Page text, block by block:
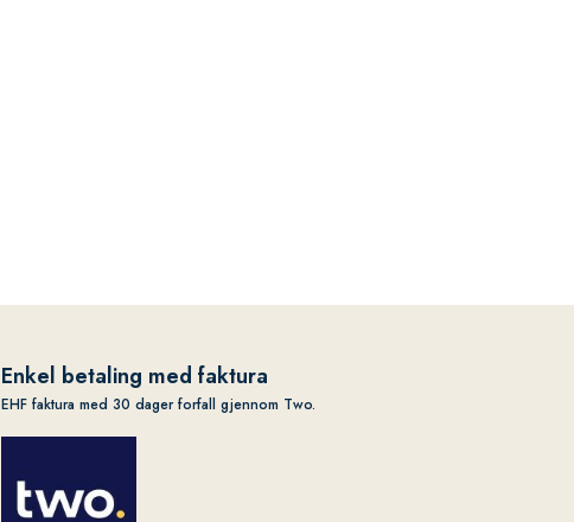
Enkel betaling med faktura
EHF faktura med 30 dager forfall gjennom Two.